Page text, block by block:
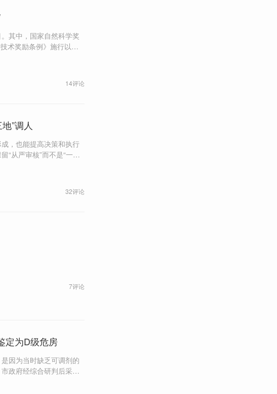
其中，国家自然科学奖
术奖励条例》施行以来
14评论
”调人
，也能提高决策和执行
32评论
7评论
定为D级危房
因为当时缺乏可调剂的
政府经综合研判后采取